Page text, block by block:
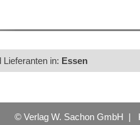
in: Essen
© Verlag W. Sachon GmbH |